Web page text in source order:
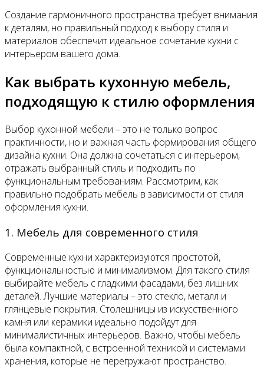
Создание гармоничного пространства требует внимания
к деталям, но правильный подход к выбору стиля и
материалов обеспечит идеальное сочетание кухни с
интерьером вашего дома.
Как выбрать кухонную мебель,
подходящую к стилю оформления
Выбор кухонной мебели – это не только вопрос
практичности, но и важная часть формирования общего
дизайна кухни. Она должна сочетаться с интерьером,
отражать выбранный стиль и подходить по
функциональным требованиям. Рассмотрим, как
правильно подобрать мебель в зависимости от стиля
оформления кухни.
1. Мебель для современного стиля
Современные кухни характеризуются простотой,
функциональностью и минимализмом. Для такого стиля
выбирайте мебель с гладкими фасадами, без лишних
деталей. Лучшие материалы – это стекло, металл и
глянцевые покрытия. Столешницы из искусственного
камня или керамики идеально подойдут для
минималистичных интерьеров. Важно, чтобы мебель
была компактной, с встроенной техникой и системами
хранения, которые не перегружают пространство.